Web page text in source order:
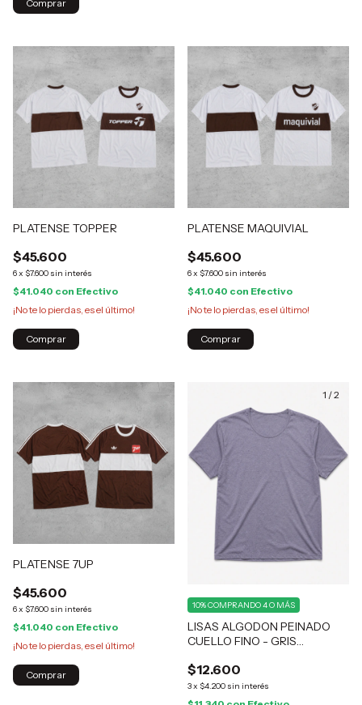
PLATENSE TOPPER
$45.600
6x $7.600 sin interés
$41.040 con Efectivo
¡No te lo pierdas, es el último!
Comprar
PLATENSE MAQUIVIAL
$45.600
6x $7.600 sin interés
$41.040 con Efectivo
¡No te lo pierdas, es el último!
Comprar
PLATENSE 7UP
$45.600
6x $7.600 sin interés
$41.040 con Efectivo
¡No te lo pierdas, es el último!
Comprar
1 /2
LISAS ALGODON PEINADO
CUELLO FINO - GRIS
$12.600
3x $4.200 sin interés
10%COMPRANDO 4 O MÁS